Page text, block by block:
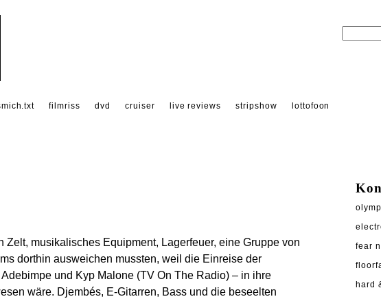
filmriss dvd cruiser live reviews stripshow lottofoon
musikalisches Equipment, Lagerfeuer, eine Gruppe von
dorthin ausweichen mussten, weil die Einreise der
und Kyp Malone (TV On The Radio) – in ihre
wäre. Djembés, E-Gitarren, Bass und die beseelten
olymp
fear
hard